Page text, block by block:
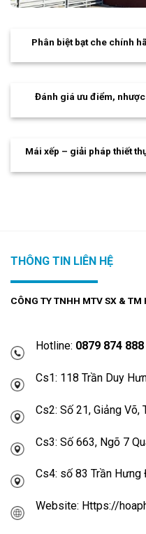
Phân biệt bạt che chính
Đánh giá ưu điểm,
Mái xếp – giải pháp thiết
THÔNG TIN LIÊN HỆ
CÔNG TY TNHH MTV SX & TM
Hotline: 0879 874 888
Cs1: 118 Trần Duy
Cs2: Số 21, Giảng Võ,
Cs3: Số 663, Ngõ 7
Cs4: số 83 Trần Hưng
Website: Https://